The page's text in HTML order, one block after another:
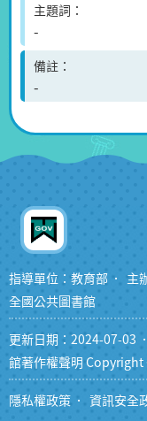
主題詞
-
備註
-
指導單位：教育部 主
全國公共圖書館
更新日期：2024-07-03
館著作權聲明
隱私權政策 資訊安全